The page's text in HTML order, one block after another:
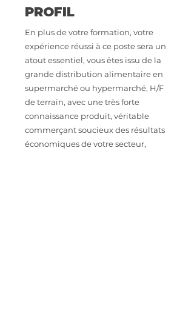
PROFIL
En plus de votre formation, votre
expérience réussi à ce poste sera un
atout essentiel, vous êtes issu de la
grande distribution alimentaire en
supermarché ou hypermarché, H/F
de terrain, avec une très forte
connaissance produit, véritable
commerçant soucieux des résultats
économiques de votre secteur,